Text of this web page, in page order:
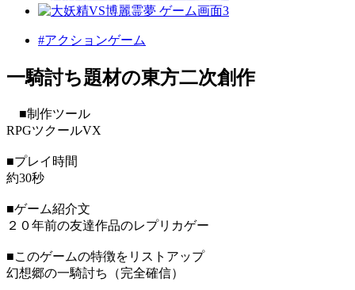
#アクションゲーム
一騎討ち題材の東方二次創作
■制作ツール
RPGツクールVX
■プレイ時間
約30秒
■ゲーム紹介文
２０年前の友達作品のレプリカゲー
■このゲームの特徴をリストアップ
幻想郷の一騎討ち（完全確信）